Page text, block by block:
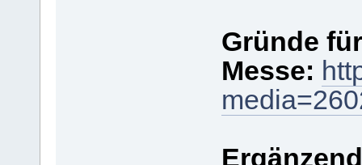
Gründe
Messe: